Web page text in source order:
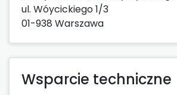
ul. Wóycickiego 1/3
01-938 Warszawa
Wsparcie techniczne